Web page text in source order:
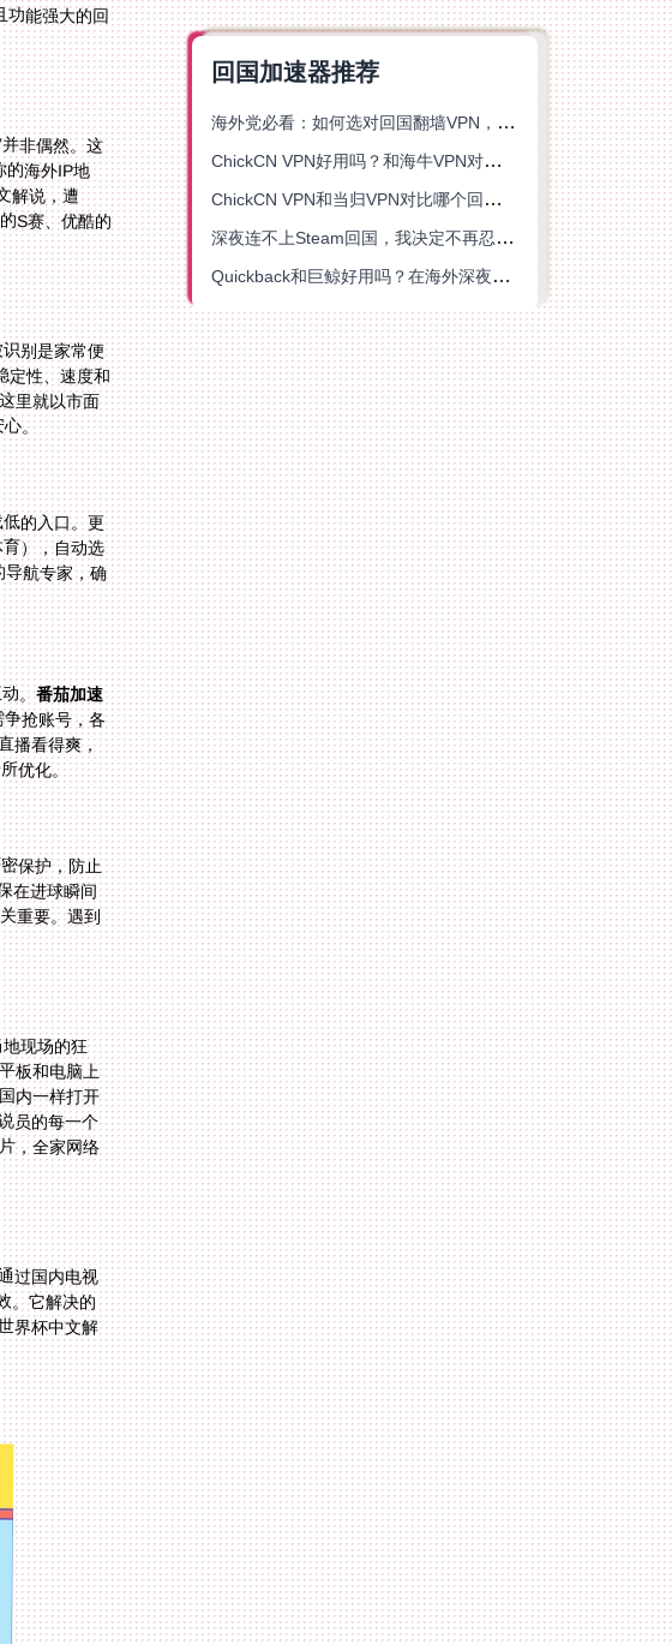
非偶然。这
的海外IP地
文解说，遭
S赛、优酷的
别是家常便
性、速度和
里就以市面
。
的入口。更
），自动选
航专家，确
。番茄加速
抢账号，各
播看得爽，
优化。
保护，防止
在进球瞬间
重要。遇到
现场的狂
和电脑上
一样打开
的每一个
全家网络
过国内电视
。它解决的
界杯中文解
回国加速器推荐
海外党必看：如何选对回国翻墙VPN，无缝解锁国内资源？
ChickCN VPN好用吗？和海牛VPN对比哪个回国效果更好？
ChickCN VPN和当归VPN对比哪个回国效果更好？海外党亲测后选了它
深夜连不上Steam回国，我决定不再忍受这数字鸿沟
Quickback和巨鲸好用吗？在海外深夜想刷B站、追爱奇艺的你，或许正需要这份答案